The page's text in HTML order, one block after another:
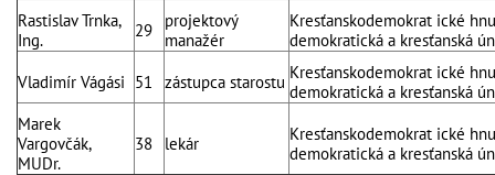
Rastislav Trnka,
Ing.
29
projektový
manažér
Kresťanskodemokrat ické
demokratická a kresťanská
Vladimír Vágási 51 zástupca starostu Kresťanskodemokrat ické
demokratická a kresťanská
Marek
Vargovčák,
MUDr.
38 lekár
Kresťanskodemokrat ické
demokratická a kresťanská